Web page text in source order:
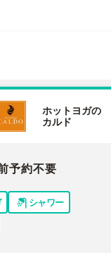
ホットヨガの
カルド
予約不要
シャワー